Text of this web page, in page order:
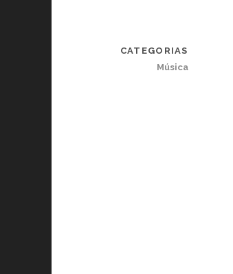
CATEGORIAS
Música